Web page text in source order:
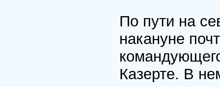
По пути на
накануне
Казерте. В